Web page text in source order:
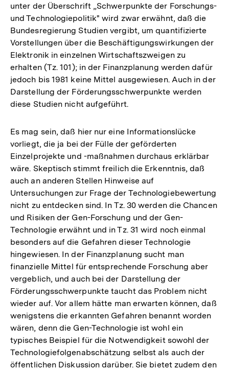
unter der Überschrift „Schwerpunkte der Forschungs-
und Technologiepolitik" wird zwar erwähnt, daß die
Bundesregierung Studien vergibt, um quantifizierte
Vorstellungen über die Beschäftigungswirkungen der
Elektronik in einzelnen Wirtschaftszweigen zu
erhalten (Tz. 101); in der Finanzplanung werden dafür
jedoch bis 1981 keine Mittel ausgewiesen. Auch in der
Darstellung der Förderungsschwerpunkte werden
diese Studien nicht aufgeführt.
Es mag sein, daß hier nur eine Informationslücke
vorliegt, die ja bei der Fülle der geförderten
Einzelprojekte und -maßnahmen durchaus erklärbar
wäre. Skeptisch stimmt freilich die Erkenntnis, daß
auch an anderen Stellen Hinweise auf
Untersuchungen zur Frage der Technologiebewertung
nicht zu entdecken sind. In Tz. 30 werden die Chancen
und Risiken der Gen-Forschung und der Gen-
Technologie erwähnt und in Tz. 31 wird noch einmal
besonders auf die Gefahren dieser Technologie
hingewiesen. In der Finanzplanung sucht man
finanzielle Mittel für entsprechende Forschung aber
vergeblich, und auch bei der Darstellung der
Förderungsschwerpunkte taucht das Problem nicht
wieder auf. Vor allem hätte man erwarten können, daß
wenigstens die erkannten Gefahren benannt worden
wären, denn die Gen-Technologie ist wohl ein
typisches Beispiel für die Notwendigkeit sowohl der
Technologiefolgenabschätzung selbst als auch der
öffentlichen Diskussion darüber. Sie bietet zudem den